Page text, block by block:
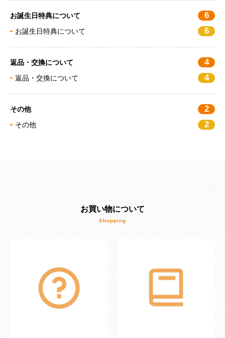
お誕生日特典について 6
お誕生日特典について 6
返品・交換について 4
返品・交換について 4
その他 2
その他 2
お買い物について